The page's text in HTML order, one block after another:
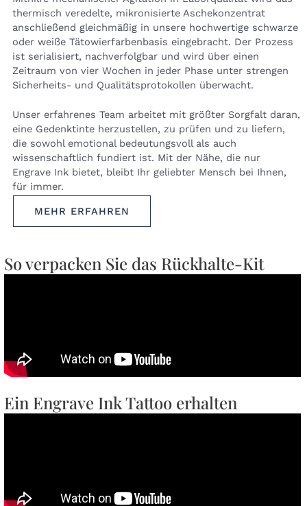
thermisch veredelte, mikronisierte Aschekonzentrat
anschließend gleichmäßig in unsere hochwertige schwarze
oder weiße Tätowierfarbenbasis eingebracht. Der Prozess
ist serialisiert, nachverfolgbar und wird über einen
Zeitraum von vier Wochen in jeder Phase unter strengen
Sicherheits- und Qualitätsprotokollen überwacht.
Unser erfahrenes Team arbeitet mit größter Sorgfalt daran,
eine Gedenktinte herzustellen, zu prüfen und zu liefern,
die sowohl emotional bedeutungsvoll als auch
wissenschaftlich fundiert ist. Mit der Nähe, die nur
Engrave Ink bietet, bleibt Ihr geliebter Mensch bei Ihnen,
für immer.
MEHR ERFAHREN
So verpacken Sie das Rückhalte-Kit
Ein Engrave Ink Tattoo erhalten